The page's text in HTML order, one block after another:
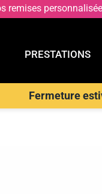
remises
PRESTATIONS
Fermeture
PRESTATIONS
Plafonnier>LUCE